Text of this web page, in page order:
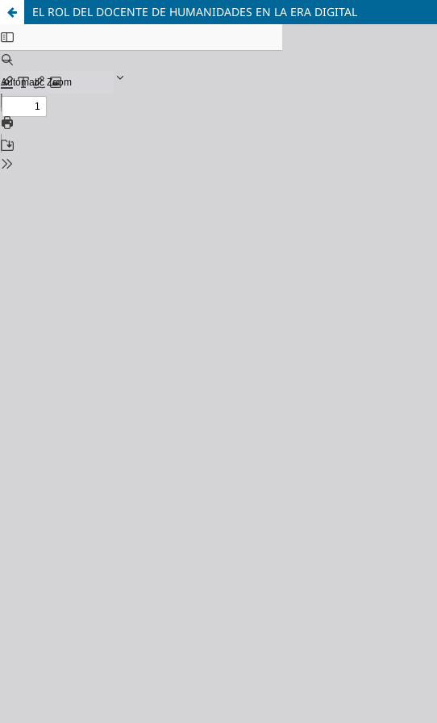
EL ROL DEL DOCENTE DE HUMANIDADES EN LA ERA DIGITAL